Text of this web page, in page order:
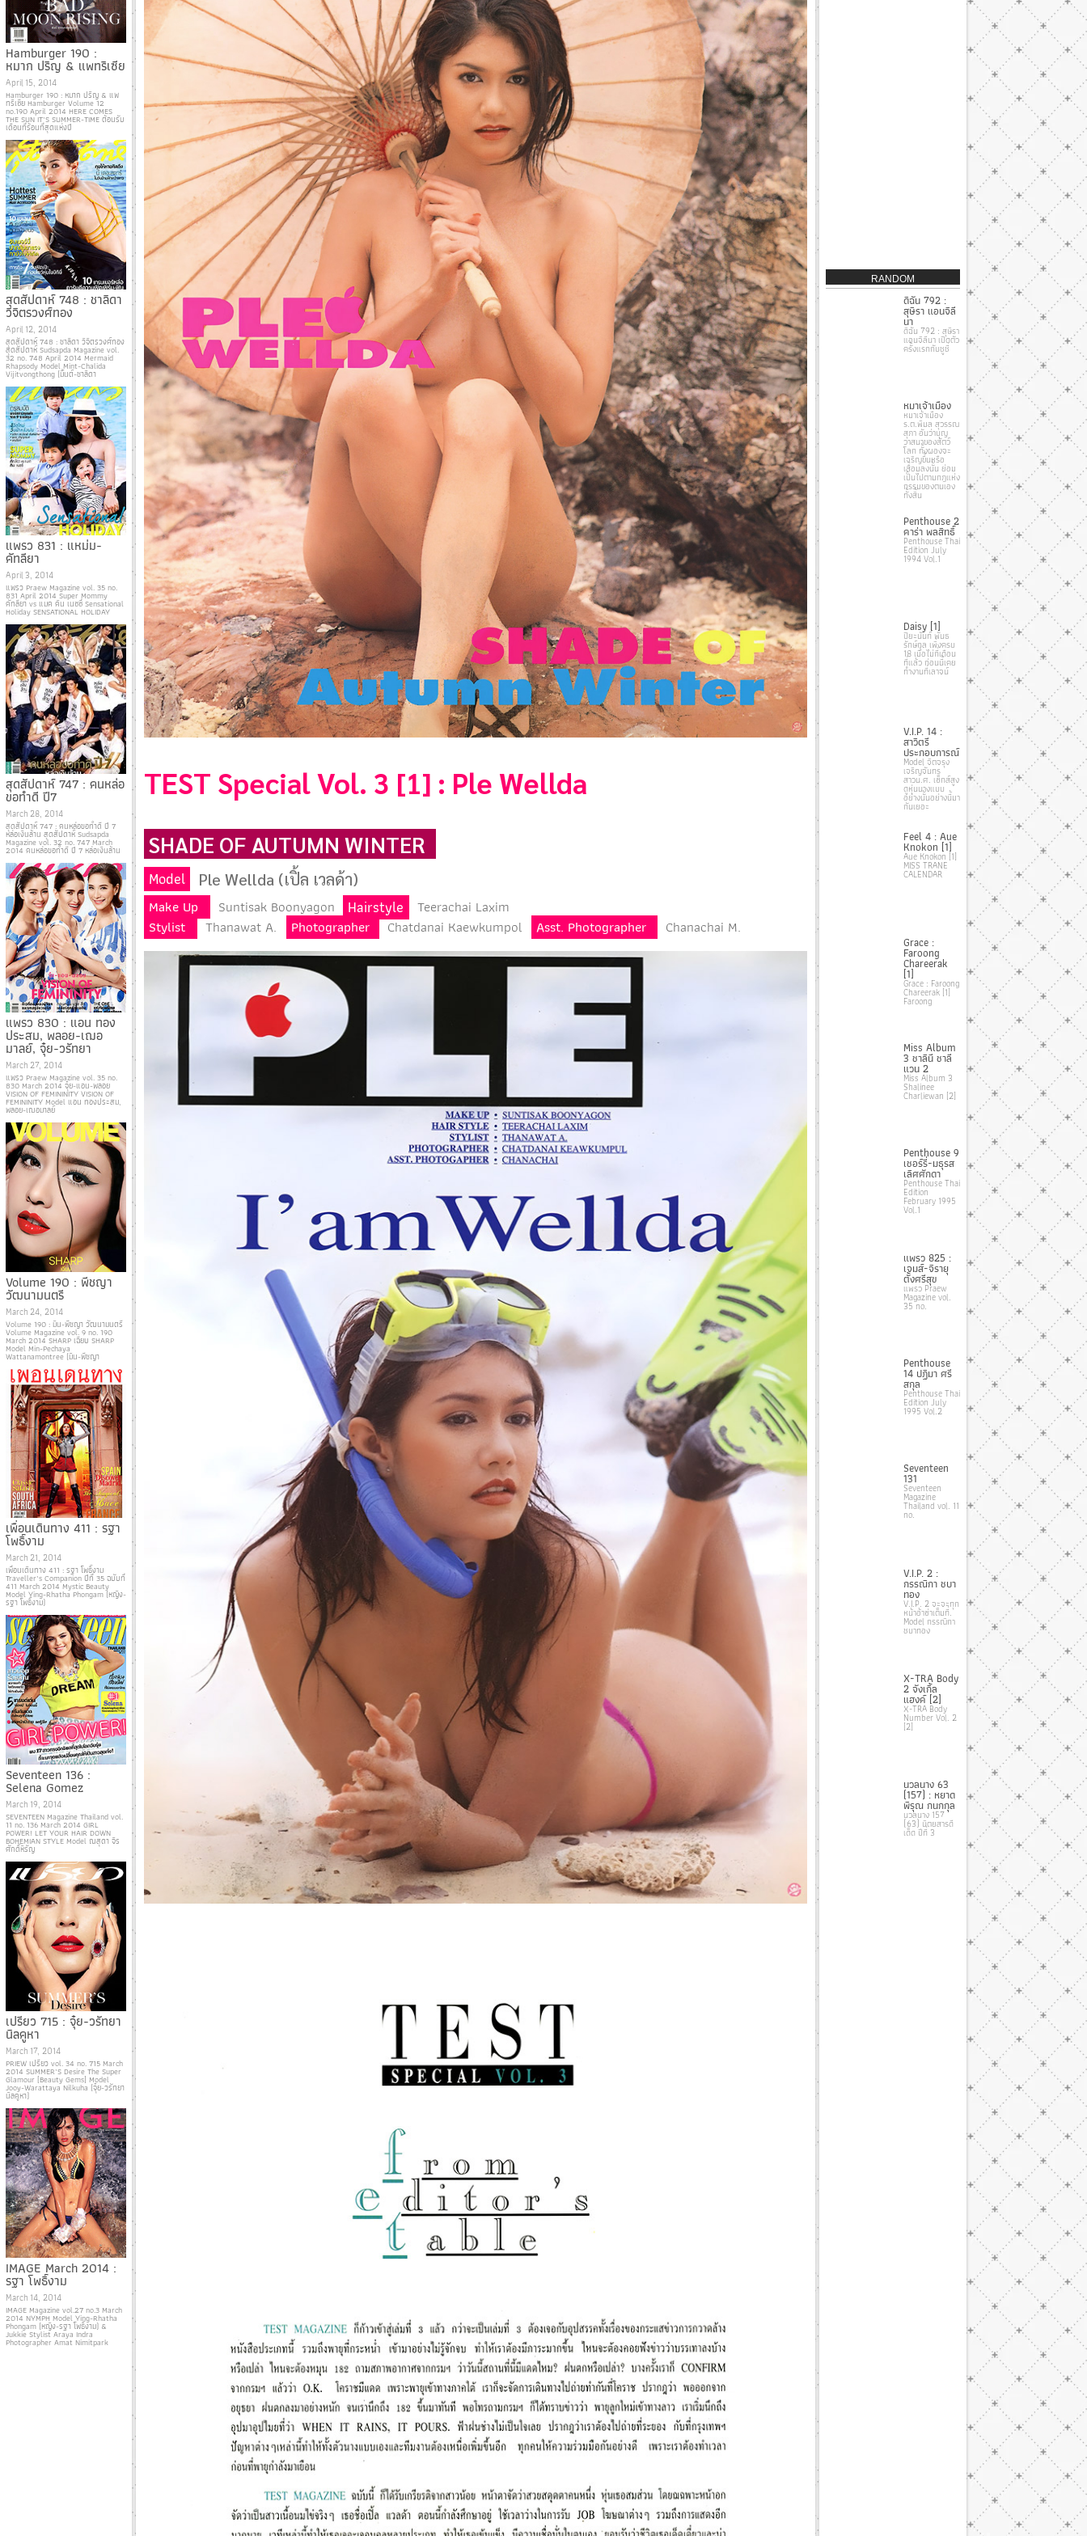
Hamburger 190 :
หมาก ปริญ & แพทริเซีย
April 15, 2014
Hamburger 190 : หมาก ปริญ & แพ
ทริเซีย Hamburger Volume 12
no.190 April 2014 HERE COMES
THE SUN IT’S SUMMER-TIME ต้อนรับ
เดือนที่ร้อนที่สุดแห่งปี
สุดสัปดาห์ 748 : ชาลิดา
วิจิตรวงศ์ทอง
April 12, 2014
สุดสัปดาห์ 748 : ชาลิดา วิจิตรวงศ์ทอง
สุดสัปดาห์ Sudsapda Magazine vol.
32 no. 748 April 2014 Mermaid
Rhapsody Model Mint-Chalida
Vijitvongthong (มิ้นต์-ชาลิดา
แพรว 831 : แหม่ม-
คัทลียา
April 3, 2014
แพรว Praew Magazine vol. 35 no.
831 April 2014 Super Mommy
คัทลียา vs แมค คิน เนซซี่ Sensational
Holiday SENSATIONAL HOLIDAY
สุดสัปดาห์ 747 : คนหล่อ
ขอทำดี ปี7
March 28, 2014
สุดสัปดาห์ 747 : คนหล่อขอทำดี ปี 7
หล่อเงินล้าน สุดสัปดาห์ Sudsapda
Magazine vol. 32 no. 747 March
2014 คนหล่อขอทำดี ปี 7 หล่อเงินล้าน
แพรว 830 : แอน ทอง
ประสม, พลอย-เฌอ
มาลย์, จุ๋ย-วรัทยา
March 27, 2014
แพรว Praew Magazine vol. 35 no.
830 March 2014 จุ๋ย-แอน-พลอย
VISION OF FEMININITY VISION OF
FEMININITY Model แอน ทองประสม,
พลอย-เฌอมาลย์
Volume 190 : พีชญา
วัฒนามนตรี
March 24, 2014
Volume 190 : มิน-พีชญา วัฒนามนตรี
Volume Magazine vol. 9 no. 190
March 2014 SHARP เฉียบ SHARP
Model Min-Pechaya
Wattanamontree (มิน-พีชญา
เพื่อนเดินทาง 411 : รฐา
โพธิ์งาม
March 21, 2014
เพื่อนเดินทาง 411 : รฐา โพธิ์งาม
Traveller’s Companion ปีที่ 35 ฉบับที่
411 March 2014 Mystic Beauty
Model Ying-Rhatha Phongam (หญิง-
รฐา โพธิ์งาม)
Seventeen 136 :
Selena Gomez
March 19, 2014
SEVENTEEN Magazine Thailand vol.
11 no. 136 March 2014 GIRL
POWER! LET YOUR HAIR DOWN
BOHEMIAN STYLE Model ณสุดา จิร
ศักดิ์หิรัญ
เปรียว 715 : จุ๋ย-วรัทยา
นิลคูหา
March 17, 2014
PRIEW เปรียว vol. 34 no. 715 March
2014 SUMMER’S Desire The Super
Glamour [Beauty Gems] Model
Jooy-Warattaya Nilkuha (จุ๋ย-วรัทยา
นิลคูหา)
IMAGE March 2014 :
รฐา โพธิ์งาม
March 14, 2014
IMAGE Magazine vol.27 no.3 March
2014 NYMPH Model Ying-Rhatha
Phongam (หญิง-รฐา โพธิ์งาม) &
Jukkie Stylist Araya Indra
Photographer Amat Nimitpark
TEST Special Vol. 3 [1] : Ple Wellda
SHADE OF AUTUMN WINTER
Model Ple Wellda (เปิ้ล เวลด้า)
Make Up Suntisak Boonyagon Hairstyle
Teerachai Laxim
Stylist
Thanawat A. Photographer Chatdanai Kaewkumpol Asst. Photographer Chanachai M.
RANDOM
ดิฉัน 792 :
สุษิรา แอนจิลี
นา
ดิฉัน 792 : สุษิรา
แอนจิลีนา เปิดตัว
ครั้งแรกกับชูชี่
หมาเจ้าเมือง
หมาเจ้าเมือง
ร.ต.พิมล สุวรรณ
สุภา อันว่าบุญ
วาสนาของสัตว์
โลก ทั้งผองจะ
เจริญขึ้นหรือ
เสื่อมลงนั้น ย่อม
เป็นไปตามกฎแห่ง
กรรมของตนเอง
ทั้งสิ้น
Penthouse 2
คาร่า พลสิทธิ์
Penthouse Thai
Edition July
1994 Vol.1
Daisy [1]
ปิยะนันท์ พันธ
รักษ์กุล เพิ่งครบ
18 เมื่อไม่กี่เดือน
ที่แล้ว ก่อนนี้เคย
ทํางานที่เลาจน์
V.I.P. 14 :
สาวิตรี
ประกอบการณ์
Model จิตจรุง
เจริญจันทร
สาวน.ศ. เซ็กส์สูง
ดูหุ่นนางแบบ
อย่างนั้นอย่างนี้มา
กันเยอะ
Feel 4 : Aue
Knokon [1]
Aue Knokon [1]
MISS TRANE
CALENDAR
Grace :
Faroong
Chareerak
[1]
Grace : Faroong
Chareerak [1]
Faroong
Miss Album
3 ชาลินี ชาลี
แวน 2
Miss Album 3
Shalinee
Charliewan [2]
Penthouse 9
เชอร์รี่-มธุรส
เลิศศักดา
Penthouse Thai
Edition
February 1995
Vol.1
แพรว 825 :
เจมส์-จิรายุ
ตั้งศรีสุข
แพรว Praew
Magazine vol.
35 no.
Penthouse
14 ปฏิมา ศรี
สกุล
Penthouse Thai
Edition July
1995 Vol.2
Seventeen
131
Seventeen
Magazine
Thailand vol. 11
no.
V.I.P. 2 :
กรรณิกา ชบา
ทอง
V.I.P. 2 จะจะทุก
หน้าอ้าซ่าเต็มที่.
Model กรรณิกา
ชบาทอง
X-TRA Body
2 จังเกิ้ล
แฮงค์ [2]
X-TRA Body
Number Vol. 2
[2]
นวลนาง 63
(157) : หยาด
พิรุณ กนกกุล
นวลนาง 157
(63) นิตยสารดี
เด็ด ปีที่ 3